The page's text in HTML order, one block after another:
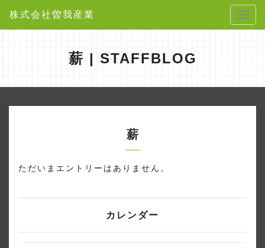
株式会社曽我産業
薪 | STAFFBLOG
薪
ただいまエントリーはありません。
カレンダー